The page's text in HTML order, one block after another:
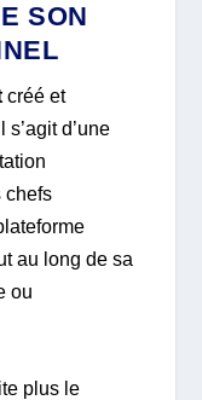
SON
créé et
d’une
chefs
au long de sa
ou
plus le